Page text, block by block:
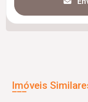
Imóveis